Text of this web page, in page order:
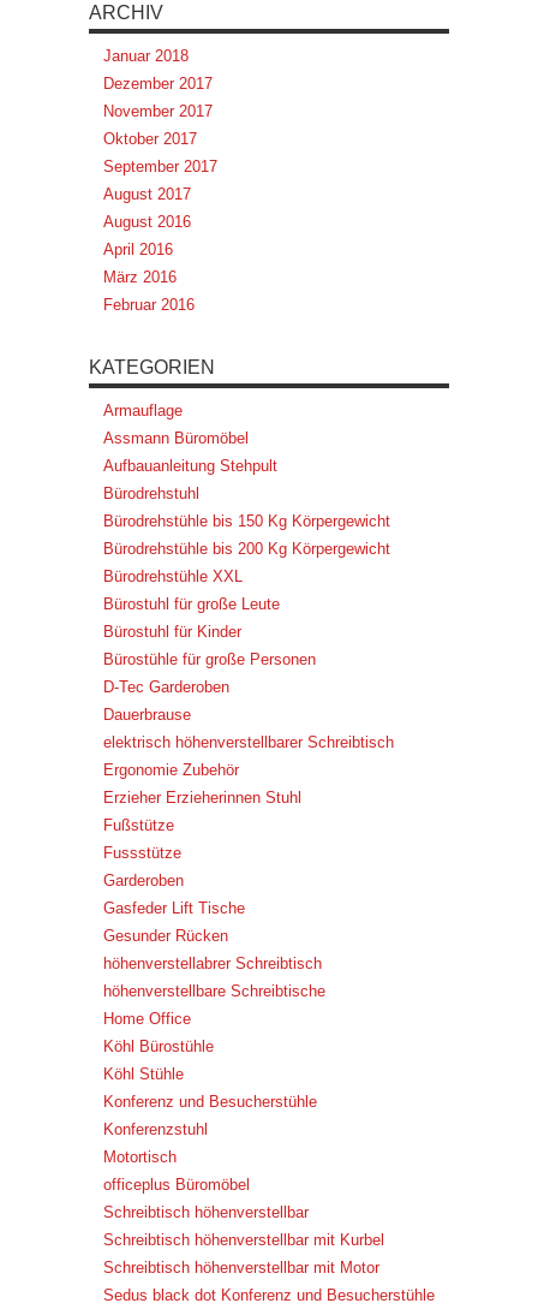
ARCHIV
Januar 2018
Dezember 2017
November 2017
Oktober 2017
September 2017
August 2017
August 2016
April 2016
März 2016
Februar 2016
KATEGORIEN
Armauflage
Assmann Büromöbel
Aufbauanleitung Stehpult
Bürodrehstuhl
Bürodrehstühle bis 150 Kg Körpergewicht
Bürodrehstühle bis 200 Kg Körpergewicht
Bürodrehstühle XXL
Bürostuhl für große Leute
Bürostuhl für Kinder
Bürostühle für große Personen
D-Tec Garderoben
Dauerbrause
elektrisch höhenverstellbarer Schreibtisch
Ergonomie Zubehör
Erzieher Erzieherinnen Stuhl
Fußstütze
Fussstütze
Garderoben
Gasfeder Lift Tische
Gesunder Rücken
höhenverstellabrer Schreibtisch
höhenverstellbare Schreibtische
Home Office
Köhl Bürostühle
Köhl Stühle
Konferenz und Besucherstühle
Konferenzstuhl
Motortisch
officeplus Büromöbel
Schreibtisch höhenverstellbar
Schreibtisch höhenverstellbar mit Kurbel
Schreibtisch höhenverstellbar mit Motor
Sedus black dot Konferenz und Besucherstühle